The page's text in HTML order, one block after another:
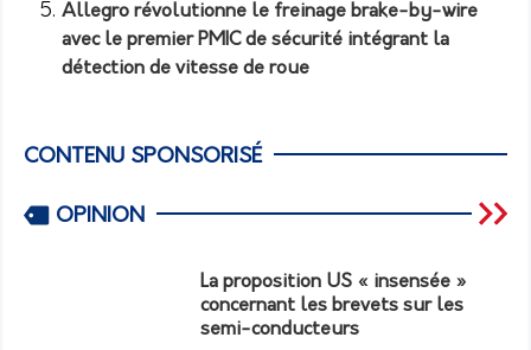
Allegro révolutionne le freinage brake-by-wire
avec le premier PMIC de sécurité intégrant la
détection de vitesse de roue
CONTENU SPONSORISÉ
OPINION
La proposition US « insensée »
concernant les brevets sur les
semi-conducteurs